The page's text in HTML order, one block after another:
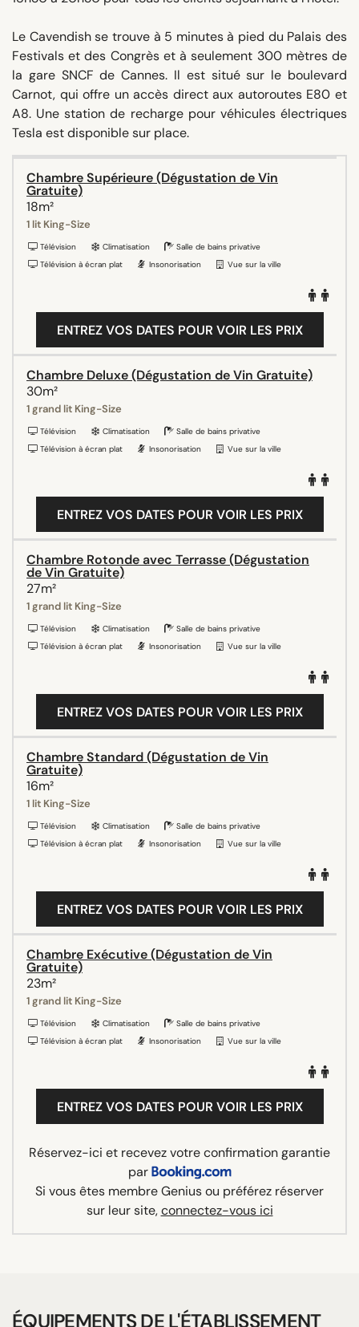
Le Cavendish se trouve à 5 minutes à pied du Palais des
Festivals et des Congrès et à seulement 300 mètres de
la gare SNCF de Cannes. Il est situé sur le boulevard
Carnot, qui offre un accès direct aux autoroutes E80 et
A8. Une station de recharge pour véhicules électriques
Tesla est disponible sur place.
Chambre Supérieure (Dégustation de Vin
Gratuite)
18m²
1 lit King-Size
Télévision Climatisation
Salle de bains privative
Télévision à écran plat
Insonorisation Vue sur la ville
ENTREZ VOS DATES POUR VOIR LES PRIX
Chambre Deluxe (Dégustation de Vin Gratuite)
30m²
1 grand lit King-Size
Télévision Climatisation
Salle de bains privative
Télévision à écran plat
Insonorisation Vue sur la ville
ENTREZ VOS DATES POUR VOIR LES PRIX
Chambre Rotonde avec Terrasse (Dégustation
de Vin Gratuite)
27m²
1 grand lit King-Size
Télévision Climatisation
Salle de bains privative
Télévision à écran plat
Insonorisation Vue sur la ville
ENTREZ VOS DATES POUR VOIR LES PRIX
Chambre Standard (Dégustation de Vin
Gratuite)
16m²
1 lit King-Size
Télévision Climatisation
Salle de bains privative
Télévision à écran plat
Insonorisation Vue sur la ville
ENTREZ VOS DATES POUR VOIR LES PRIX
Chambre Exécutive (Dégustation de Vin
Gratuite)
23m²
1 grand lit King-Size
Télévision Climatisation
Salle de bains privative
Télévision à écran plat
Insonorisation Vue sur la ville
ENTREZ VOS DATES POUR VOIR LES PRIX
Réservez-ici et recevez votre confirmation garantie
par
Si vous êtes membre Genius ou préférez réserver
sur leur site,connectez-vous ici
ÉQUIPEMENTS DE L'ÉTABLISSEMENT